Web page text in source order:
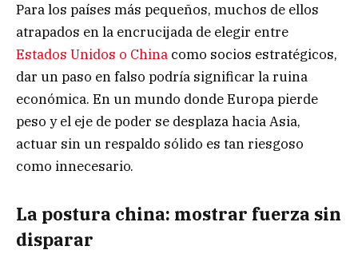
Para los países más pequeños, muchos de ellos
atrapados en la encrucijada de elegir entre
Estados Unidos o China como socios estratégicos,
dar un paso en falso podría significar la ruina
económica. En un mundo donde Europa pierde
peso y el eje de poder se desplaza hacia Asia,
actuar sin un respaldo sólido es tan riesgoso
como innecesario.
La postura china: mostrar fuerza sin
disparar